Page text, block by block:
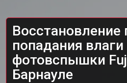
Восстановление
попадания влаги
фотовспышки
Барнауле